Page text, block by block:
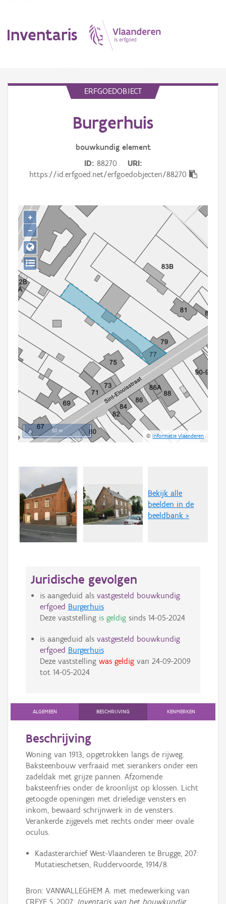
Inventaris
Gebeurtenis
Persoon of collectief
Downloads
Hergebruik
Aanmelden
ERFGOEDOBJECT
Burgerhuis
bouwkundig element
ID 88270
URI
https://id.erfgoed.net/erfgoedobjecten/88270
50 m
© Informatie Vlaanderen
+
−
Bekijk alle
beelden in de
beeldbank >
Juridische gevolgen
is aangeduid als vastgesteld bouwkundig
erfgoed Burgerhuis
Deze vaststelling is geldigsinds 14-05-2024
is aangeduid als vastgesteld bouwkundig
erfgoed Burgerhuis
Deze vaststelling was geldigvan 24-09-2009
tot 14-05-2024
ALGEMEEN BESCHRIJVING KENMERKEN
Beschrijving
Woning van 1913, opgetrokken langs de rijweg.
Baksteenbouw verfraaid met sierankers onder een
zadeldak met grijze pannen. Afzomende
baksteenfries onder de kroonlijst op klossen. Licht
getoogde openingen met drieledige vensters en
inkom, bewaard schrijnwerk in de vensters.
Verankerde zijgevels met rechts onder meer ovale
oculus.
Kadasterarchief West-Vlaanderen te Brugge, 207:
Mutatieschetsen, Ruddervoorde, 1914/8.
Bron: VANWALLEGHEM A. met medewerking van
CREYF S. 2007: Inventaris van het bouwkundig